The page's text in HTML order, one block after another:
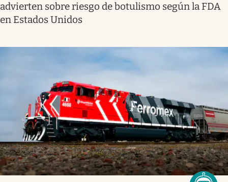
advierten sobre riesgo de botulismo según la FDA
en Estados Unidos